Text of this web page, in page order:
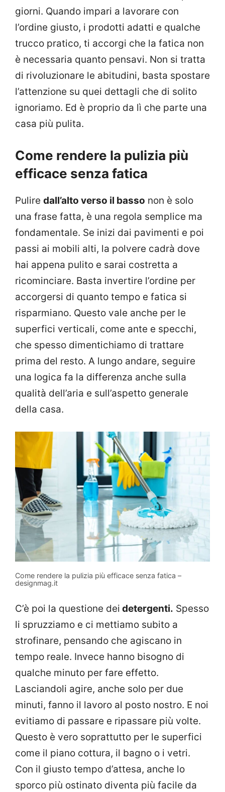
giorni. Quando impari a lavorare con
l’ordine giusto, i prodotti adatti e qualche
trucco pratico, ti accorgi che la fatica non
è necessaria quanto pensavi. Non si tratta
di rivoluzionare le abitudini, basta spostare
l’attenzione su quei dettagli che di solito
ignoriamo. Ed è proprio da lì che parte una
casa più pulita.
Come rendere la pulizia più
efficace senza fatica
Pulire dall’alto verso il basso non è solo
una frase fatta, è una regola semplice ma
fondamentale. Se inizi dai pavimenti e poi
passi ai mobili alti, la polvere cadrà dove
hai appena pulito e sarai costretta a
ricominciare. Basta invertire l’ordine per
accorgersi di quanto tempo e fatica si
risparmiano. Questo vale anche per le
superfici verticali, come ante e specchi,
che spesso dimentichiamo di trattare
prima del resto. A lungo andare, seguire
una logica fa la differenza anche sulla
qualità dell’aria e sull’aspetto generale
della casa.
Come rendere la pulizia più efficace senza fatica –
designmag.it
C’è poi la questione dei detergenti. Spesso
li spruzziamo e ci mettiamo subito a
strofinare, pensando che agiscano in
tempo reale. Invece hanno bisogno di
qualche minuto per fare effetto.
Lasciandoli agire, anche solo per due
minuti, fanno il lavoro al posto nostro. E noi
evitiamo di passare e ripassare più volte.
Questo è vero soprattutto per le superfici
come il piano cottura, il bagno o i vetri.
Con il giusto tempo d’attesa, anche lo
sporco più ostinato diventa più facile da